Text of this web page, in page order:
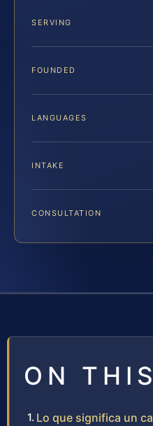
SERVING
FOUNDED
LANGUAGES
INTAKE
CONSULTATION
ON
Lo que significa un